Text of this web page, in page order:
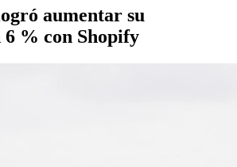
aumentar su
6 % con Shopify